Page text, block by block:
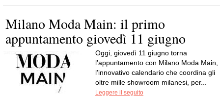
Milano Moda Main: il primo
appuntamento giovedì 11 giugno
Oggi, giovedì 11 giugno torna
l’appuntamento con Milano Moda Main,
l'innovativo calendario che coordina gli
oltre mille showroom milanesi, per...
Leggere il seguito